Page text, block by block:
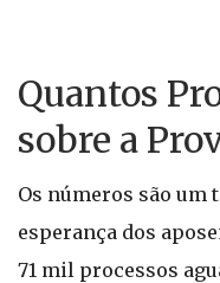
Quantos
sobre a
Os números são um
esperança dos
71 mil processos